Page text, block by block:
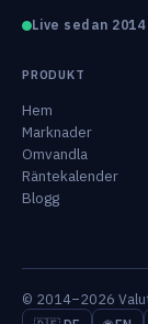
Live sedan 2014
PRODUKT
Hem
Marknader
Omvandla
Räntekalender
Blogg
© 2014–2026